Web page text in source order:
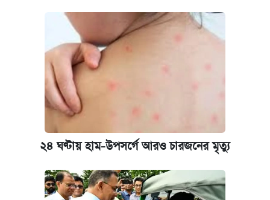
২৪ ঘণ্টায় হাম-উপসর্গে আরও চারজনের মৃত্যু